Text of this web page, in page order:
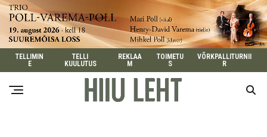
TELLIMIN
E
TELLI
KUULUTUS
REKLAA
M
TOIMETU
S
VÕRKPALLITURNII
R